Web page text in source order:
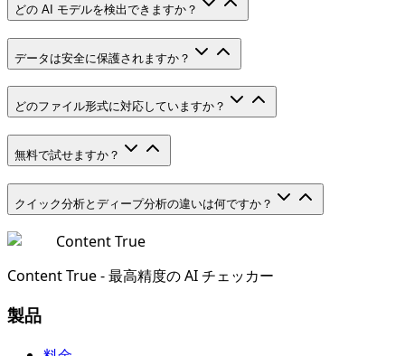
どの AI モデルを検出できますか？
データは安全に保護されますか？
どのファイル形式に対応していますか？
無料で試せますか？
クイック分析とディープ分析の違いは何ですか？
Content True
Content True - 最高精度の AI チェッカー
製品